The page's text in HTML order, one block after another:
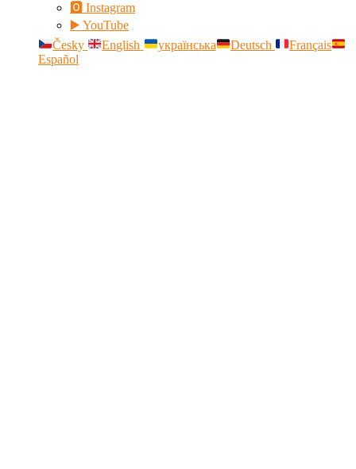
🅾 Instagram
▶️ YouTube
Česky
English українська Deutsch
Français
Español